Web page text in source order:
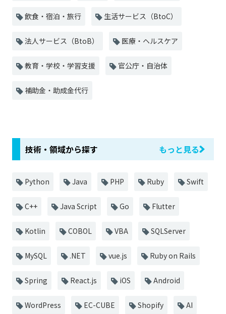
飲食・宿泊・旅行 生活サービス（BtoC）
法人サービス（BtoB） 医療・ヘルスケア
教育・学校・学習支援 官公庁・自治体
補助金・助成金代行
技術・領域から探す もっと見る
Python Java PHP Ruby Swift
C++ Java Script Go Flutter
Kotlin COBOL VBA SQLServer
MySQL .NET vue.js Ruby on Rails
Spring React.js iOS Android
WordPress EC-CUBE Shopify AI